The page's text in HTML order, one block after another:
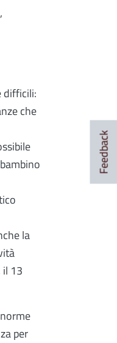
difficili:
che
la
13
per
Feedback